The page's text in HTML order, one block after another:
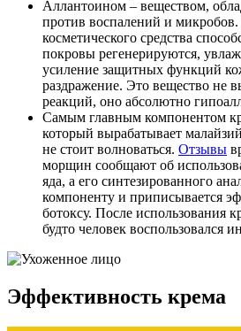
Аллантоином – веществом,
против воспалений и
косметического средства
покровы регенерируются,
усиление защитных функций
раздражение. Это вещество не
реакций, оно абсолютно
Самым главным компонентом
который вырабатывает
не стоит волноваться. Отзывы
морщин сообщают об
яда, а его синтезированного
компоненту и приписывается
ботоксу. После использования
будто человек воспользовался
Эффективность крема